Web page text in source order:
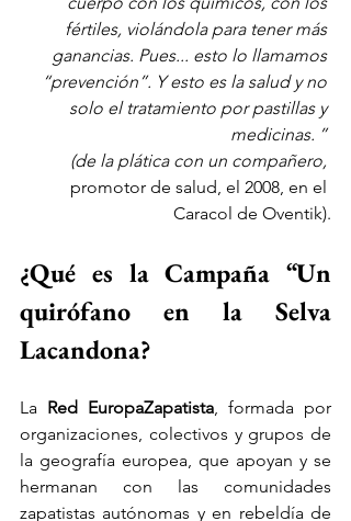
fértiles, violándola para tener más
ganancias. Pues... esto lo llamamos
“prevención”. Y esto es la salud y no
solo el tratamiento por pastillas y
medicinas.	”
(de la plática con un compañero,
promotor de salud, el 2008, en el
Caracol de Oventik).
¿Qué es la Campaña “Un
quirófano en la Selva
Lacandona?
La Red EuropaZapatista, formada por
organizaciones, colectivos y grupos de
la geografía europea, que apoyan y se
hermanan con las comunidades
zapatistas autónomas y en rebeldía de